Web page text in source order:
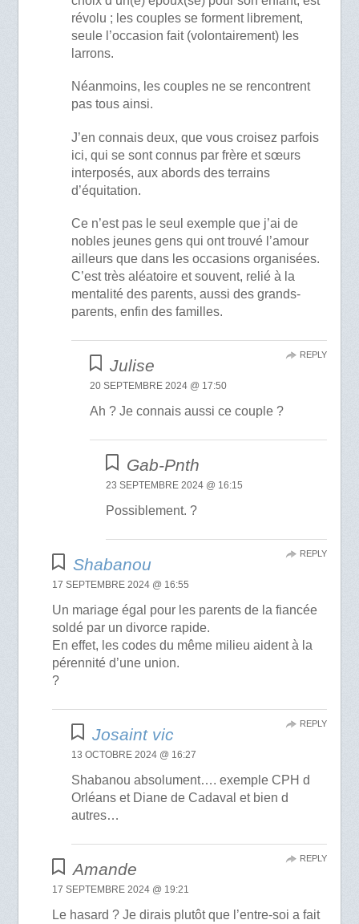
révolu ; les couples se forment librement,
seule l’occasion fait (volontairement) les
larrons.
Néanmoins, les couples ne se rencontrent
pas tous ainsi.
J’en connais deux, que vous croisez parfois
ici, qui se sont connus par frère et sœurs
interposés, aux abords des terrains
d’équitation.
Ce n’est pas le seul exemple que j’ai de
nobles jeunes gens qui ont trouvé l’amour
ailleurs que dans les occasions organisées.
C’est très aléatoire et souvent, relié à la
mentalité des parents, aussi des grands-
parents, enfin des familles.
Julise
20 SEPTEMBRE 2024 @ 17:50
Ah ? Je connais aussi ce couple ?
REPLY
Gab-Pnth
23 SEPTEMBRE 2024 @ 16:15
Possiblement. ?
Shabanou
17 SEPTEMBRE 2024 @ 16:55
Un mariage égal pour les parents de la fiancée
soldé par un divorce rapide.
En effet, les codes du même milieu aident à la
pérennité d’une union.
?
REPLY
Josaint vic
13 OCTOBRE 2024 @ 16:27
Shabanou absolument…. exemple CPH d
Orléans et Diane de Cadaval et bien d
autres…
REPLY
Amande
17 SEPTEMBRE 2024 @ 19:21
Le hasard ? Je dirais plutôt que l’entre-soi a fait
REPLY